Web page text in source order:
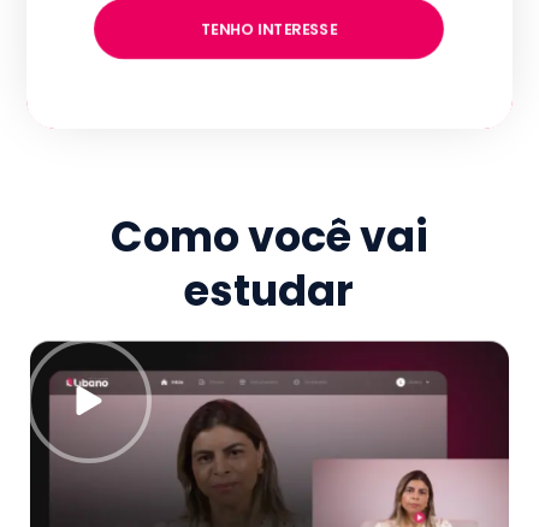
TENHO INTERESSE
Como você vai
estudar